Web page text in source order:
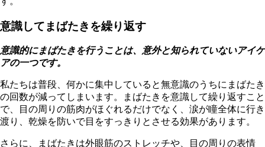
意識してまばたきを繰り返す
意識的にまばたきを行うことは、意外と知られていないアイケ
アの一つです。
私たちは普段、何かに集中していると無意識のうちにまばたき
の回数が減ってしまいます。まばたきを意識して繰り返すこと
で、目の周りの筋肉がほぐれるだけでなく、涙が瞳全体に行き
渡り、乾燥を防いで目をすっきりとさせる効果があります。
さらに、まばたきは外眼筋のストレッチや、目の周りの表情